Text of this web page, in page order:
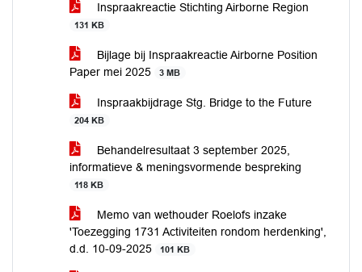
Inspraakreactie Stichting Airborne Region
131 KB
Bijlage bij Inspraakreactie Airborne Position
Paper mei 2025
3 MB
Inspraakbijdrage Stg. Bridge to the Future
204 KB
Behandelresultaat 3 september 2025,
informatieve & meningsvormende bespreking
118 KB
Memo van wethouder Roelofs inzake
'Toezegging 1731 Activiteiten rondom herdenking',
d.d. 10-09-2025
101 KB